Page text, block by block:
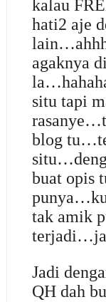
kalau
hati2 aje
agaknya
situ tapi
blog
buat opis
tak amik
Jadi
QH dah